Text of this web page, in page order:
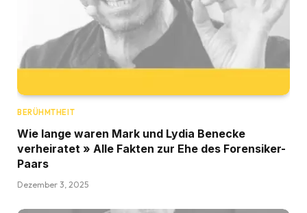
BERÜHMTHEIT
Wie lange waren Mark und Lydia Benecke
verheiratet » Alle Fakten zur Ehe des Forensiker-
Paars
Dezember 3, 2025